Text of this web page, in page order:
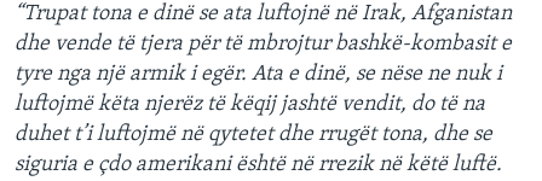
DITARI
“Trupat tona e dinë se ata luftojnë në Irak, Afganistan
dhe vende të tjera për të mbrojtur bashkë-kombasit e
tyre nga një armik i egër. Ata e dinë, se nëse ne nuk i
luftojmë këta njerëz të këqij jashtë vendit, do të na
duhet t’i luftojmë në qytetet dhe rrugët tona, dhe se
siguria e çdo amerikani është në rrezik në këtë luftë.